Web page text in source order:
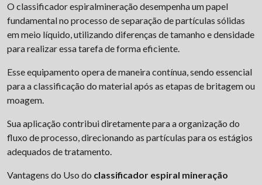
O classificador espiralmineração desempenha um papel
fundamental no processo de separação de partículas sólidas
em meio líquido, utilizando diferenças de tamanho e densidade
para realizar essa tarefa de forma eficiente.
Esse equipamento opera de maneira contínua, sendo essencial
para a classificação do material após as etapas de britagem ou
moagem.
Sua aplicação contribui diretamente para a organização do
fluxo de processo, direcionando as partículas para os estágios
adequados de tratamento.
Vantagens do Uso do classificador espiral mineração